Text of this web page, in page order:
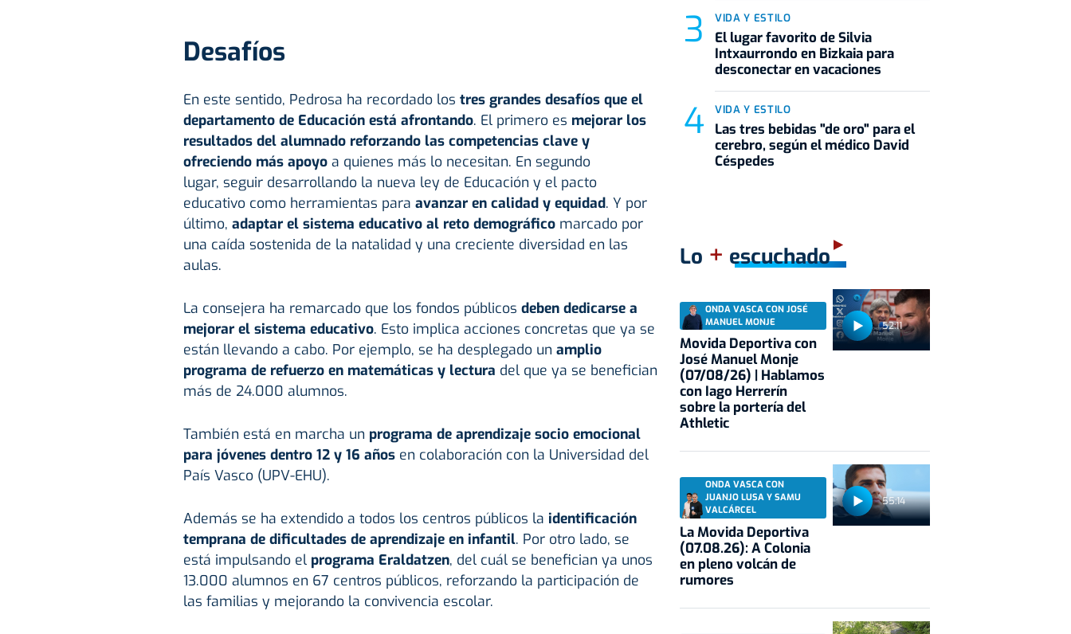
Desafíos
En este sentido, Pedrosa ha recordado los tres grandes desafíos que el
departamento de Educación está afrontando. El primero es mejorar los
resultados del alumnado reforzando las competencias clave y
ofreciendo más apoyoa quienes más lo necesitan. En segundo
lugar, seguir desarrollando la nueva ley de Educación y el pacto
educativo como herramientas para avanzar en calidad y equidad. Y por
último, adaptar el sistema educativo al reto demográficomarcado por
una caída sostenida de la natalidad y una creciente diversidad en las
aulas.
La consejera ha remarcado que los fondos públicos deben dedicarse a
mejorar el sistema educativo. Esto implica acciones concretas que ya se
están llevando a cabo. Por ejemplo, se ha desplegado un amplio
programa de refuerzo en matemáticas y lectura del que ya se benefician
más de 24.000 alumnos.
También está en marcha un programa de aprendizaje socio emocional
para jóvenes dentro 12 y 16 añosen colaboración con la Universidad del
País Vasco (UPV-EHU).
Además se ha extendido a todos los centros públicos la identificación
temprana de dificultades de aprendizaje en infantil. Por otro lado, se
está impulsando el programa Eraldatzen, del cuál se benefician ya unos
13.000 alumnos en 67 centros públicos, reforzando la participación de
las familias y mejorando la convivencia escolar.
VIDA Y ESTILO
El lugar favorito de Silvia
Intxaurrondo en Bizkaia para
desconectar en vacaciones
VIDA Y ESTILO
Las tres bebidas "de oro" para el
cerebro, según el médico David
Céspedes
Lo + escuchado
52:11
ONDA VASCA CON JOSÉ
MANUEL MONJE
Movida Deportiva con
José Manuel Monje
(07/08/26) | Hablamos
con Iago Herrerín
sobre la portería del
Athletic
55:14
ONDA VASCA CON
JUANJO LUSA Y SAMU
VALCÁRCEL
La Movida Deportiva
(07.08.26): A Colonia
en pleno volcán de
rumores